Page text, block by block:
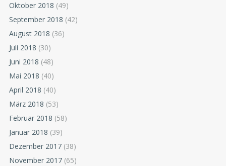
Oktober 2018 (49)
September 2018 (42)
August 2018 (36)
Juli 2018 (30)
Juni 2018 (48)
Mai 2018 (40)
April 2018 (40)
März 2018 (53)
Februar 2018 (58)
Januar 2018 (39)
Dezember 2017 (38)
November 2017 (65)